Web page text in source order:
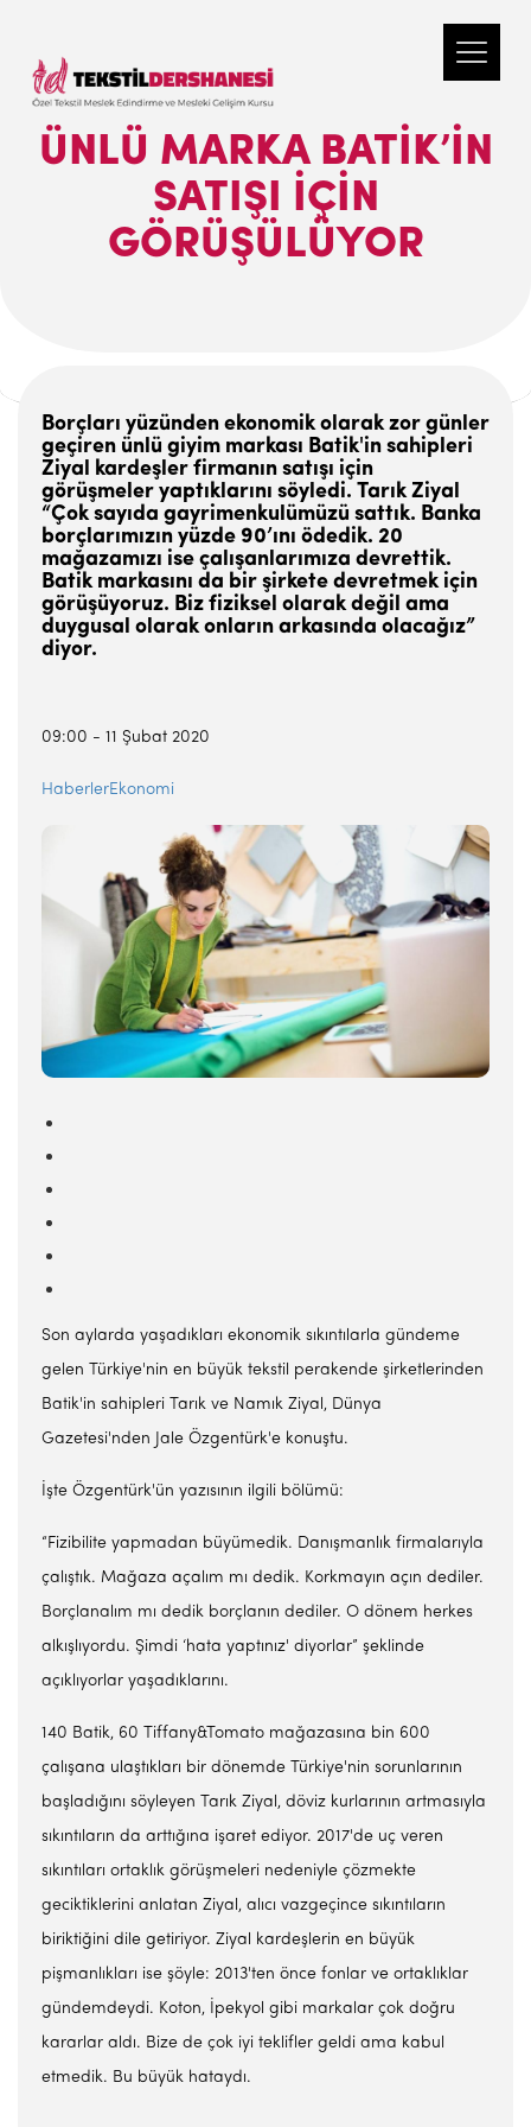
ÜNLÜ MARKA BATIK’IN
SATIŞI IÇIN
GÖRÜŞÜLÜYOR
Borçları yüzünden ekonomik olarak zor günler
geçiren ünlü giyim markası Batik'in sahipleri
Ziyal kardeşler firmanın satışı için
görüşmeler yaptıklarını söyledi. Tarık Ziyal
“Çok sayıda gayrimenkulümüzü sattık. Banka
borçlarımızın yüzde 90’ını ödedik. 20
mağazamızı ise çalışanlarımıza devrettik.
Batik markasını da bir şirkete devretmek için
görüşüyoruz. Biz fiziksel olarak değil ama
duygusal olarak onların arkasında olacağız”
diyor.
09:00 - 11 Şubat 2020
HaberlerEkonomi
Son aylarda yaşadıkları ekonomik sıkıntılarla gündeme
gelen Türkiye'nin en büyük tekstil perakende şirketlerinden
Batik'in sahipleri Tarık ve Namık Ziyal, Dünya
Gazetesi'nden Jale Özgentürk'e konuştu.
İşte Özgentürk'ün yazısının ilgili bölümü:
“Fizibilite yapmadan büyümedik. Danışmanlık firmalarıyla
çalıştık. Mağaza açalım mı dedik. Korkmayın açın dediler.
Borçlanalım mı dedik borçlanın dediler. O dönem herkes
alkışlıyordu. Şimdi ‘hata yaptınız' diyorlar” şeklinde
açıklıyorlar yaşadıklarını.
140 Batik, 60 Tiffany&Tomato mağazasına bin 600
çalışana ulaştıkları bir dönemde Türkiye'nin sorunlarının
başladığını söyleyen Tarık Ziyal, döviz kurlarının artmasıyla
sıkıntıların da arttığına işaret ediyor. 2017'de uç veren
sıkıntıları ortaklık görüşmeleri nedeniyle çözmekte
geciktiklerini anlatan Ziyal, alıcı vazgeçince sıkıntıların
biriktiğini dile getiriyor. Ziyal kardeşlerin en büyük
pişmanlıkları ise şöyle: 2013'ten önce fonlar ve ortaklıklar
gündemdeydi. Koton, İpekyol gibi markalar çok doğru
kararlar aldı. Bize de çok iyi teklifler geldi ama kabul
etmedik. Bu büyük hataydı.